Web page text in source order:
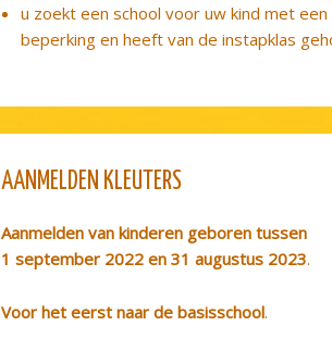
u zoekt een school voor uw kind met
beperking en heeft van de instapklas
AANMELDEN KLEUTERS
Aanmelden van kinderen geboren tussen
1 september 2022 en 31 augustus 2023.
Voor het eerst naar de basisschool.